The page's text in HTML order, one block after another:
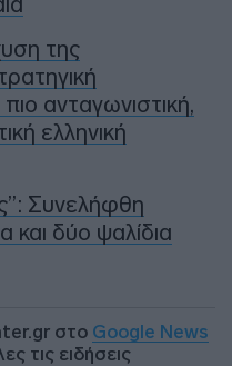
της
ανταγωνιστική,
ελληνική
Συνελήφθη
και δύο ψαλίδια
στο Google News
τις ειδήσεις